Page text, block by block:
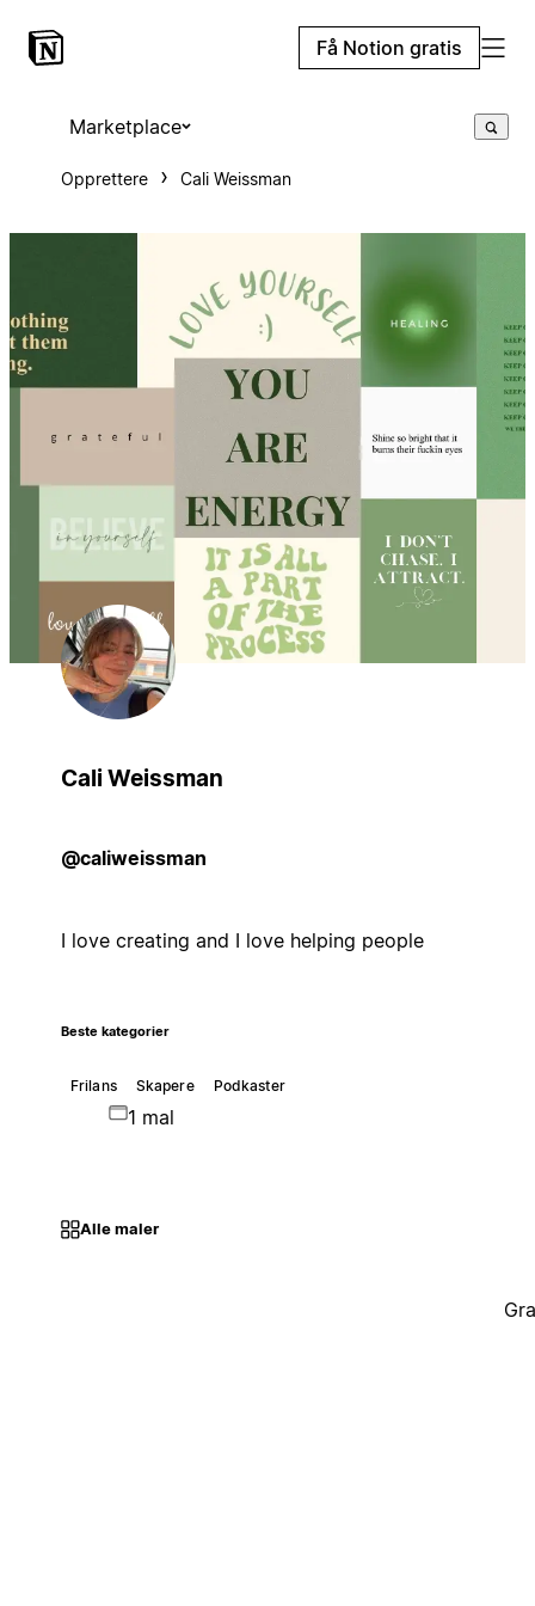
Få Notion gratis
Marketplace
Opprettere Cali Weissman
Cali Weissman
@caliweissman
I love creating and I love helping people
Beste kategorier
Frilans Skapere Podkaster
1 mal
Alle maler